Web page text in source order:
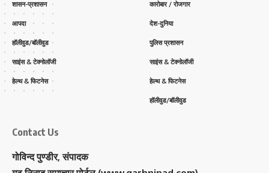
शासन-प्रशासन
आपदा
हॉलीवुड/बॉलीवुड
साइंस & टेक्नोलॉजी
हेल्थ & फिटनेस
कारोबार / रोजगार
देश-दुनिया
पुलिस प्रशासन
साइंस & टेक्नोलॉजी
हेल्थ & फिटनेस
हॉलीवुड/बॉलीवुड
Contact Us
गोविन्द पुण्डीर, संपादक